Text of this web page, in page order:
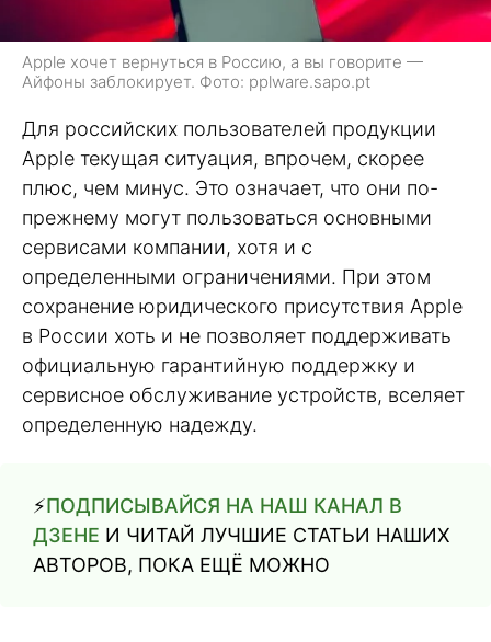
Apple хочет вернуться в Россию, а вы говорите —
Айфоны заблокирует. Фото: pplware.sapo.pt
Для российских пользователей продукции
Apple текущая ситуация, впрочем, скорее
плюс, чем минус. Это означает, что они по-
прежнему могут пользоваться основными
сервисами компании, хотя и с
определенными ограничениями. При этом
сохранение юридического присутствия Apple
в России хоть и не позволяет поддерживать
официальную гарантийную поддержку и
сервисное обслуживание устройств, вселяет
определенную надежду.
⚡️ПОДПИСЫВАЙСЯ НА НАШ КАНАЛ В
ДЗЕНЕ И ЧИТАЙ ЛУЧШИЕ СТАТЬИ НАШИХ
АВТОРОВ, ПОКА ЕЩЁ МОЖНО